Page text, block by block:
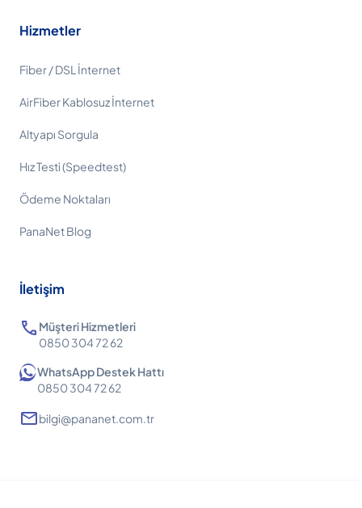
Hizmetler
Fiber / DSL İnternet
AirFiber Kablosuz İnternet
Altyapı Sorgula
Hız Testi (Speedtest)
Ödeme Noktaları
PanaNet Blog
İletişim
call Müşteri Hizmetleri
0850 304 72 62
WhatsApp Destek Hattı
0850 304 72 62
mailbilgi@pananet.com.tr